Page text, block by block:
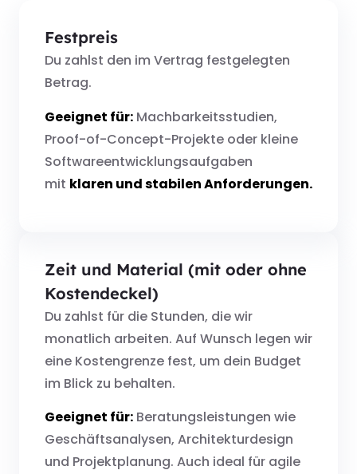
Festpreis
Du zahlst den im Vertrag festgelegten
Betrag.
Geeignet für: Machbarkeitsstudien,
Proof-of-Concept-Projekte oder kleine
Softwareentwicklungsaufgaben
mit klaren und stabilen Anforderungen.
Zeit und Material (mit oder ohne
Kostendeckel)
Du zahlst für die Stunden, die wir
monatlich arbeiten. Auf Wunsch legen wir
eine Kostengrenze fest, um dein Budget
im Blick zu behalten.
Geeignet für: Beratungsleistungen wie
Geschäftsanalysen, Architekturdesign
und Projektplanung. Auch ideal für agile